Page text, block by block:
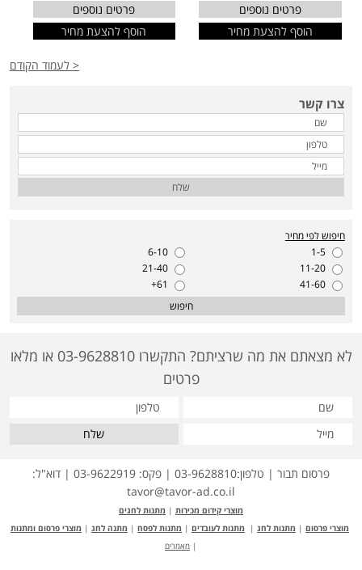
פרטים נוספים
הוסף להצעת מחיר
פרטים נוספים
הוסף להצעת מחיר
< לעמוד הקודם
צרו קשר
שלח
חיפוש לפי מחיר
1-5
6-10
11-20
21-40
41-60
61+
חיפוש
לא מצאתם את מה שרציתם? התקשרו 03-9628810 או מלאו
פרטים
שלח
פרסום תבור | טלפון:03-9628810 | פקס: 03-9622919 | דוא"ל:
tavor@tavor-ad.co.il
מוצרי קידום מכירות | מתנות לחגים
מוצרי פרסום | מתנות לחג | מתנות לעובדים | מתנות לפסח | מתנה לחג | מוצרי פרסום ומתנות
| מאמרים